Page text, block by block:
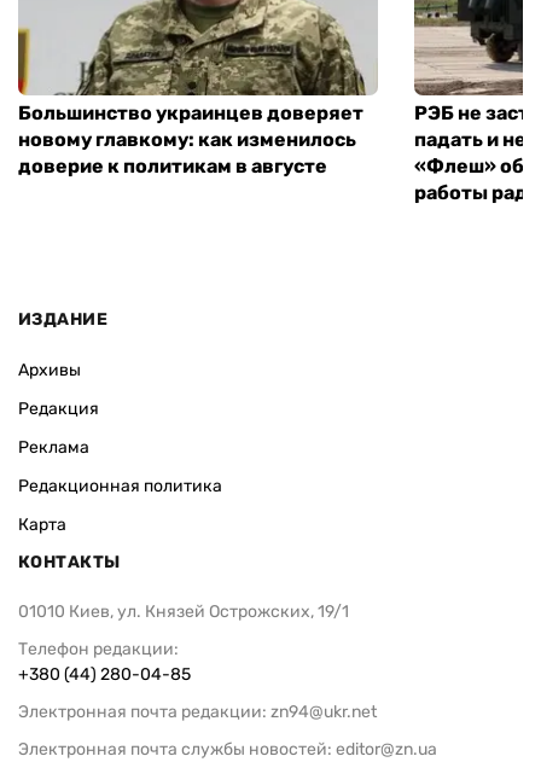
Большинство украинцев доверяет
новому главкому: как изменилось
доверие к политикам в августе
РЭБ не
падать и не
«Флеш»
работы
ИЗДАНИЕ
Архивы
Редакция
Реклама
Редакционная политика
Карта
КОНТАКТЫ
01010 Киев, ул. Князей Острожских, 19/1
Телефон редакции:
+380 (44) 280-04-85
Электронная почта редакции: zn94@ukr.net
Электронная почта службы новостей: editor@zn.ua